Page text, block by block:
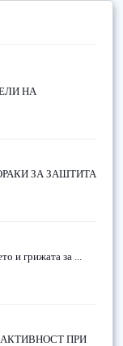
НА
ЗА ЗАШТИТА
и грижата за ...
ПРИ